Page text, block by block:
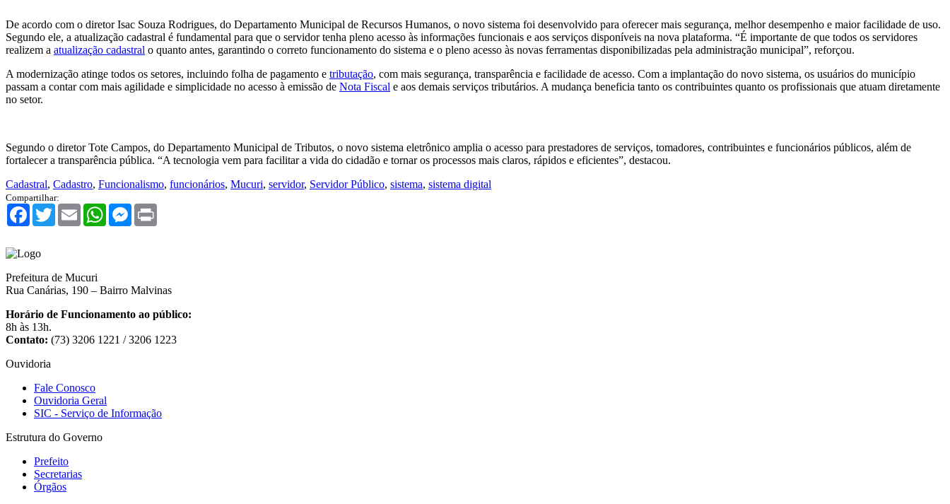
De acordo com o diretor Isac Souza Rodrigues, do Departamento Municipal de Recursos Humanos, o novo sistema foi desenvolvido para oferecer mais segurança, melhor desempenho e maior facilidade de uso.
Segundo ele, a atualização cadastral é fundamental para que o servidor tenha pleno acesso às informações funcionais e aos serviços disponíveis na nova plataforma. “É importante de que todos os servidores
realizem a atualização cadastral o quanto antes, garantindo o correto funcionamento do sistema e o pleno acesso às novas ferramentas disponibilizadas pela administração municipal”, reforçou.
A modernização atinge todos os setores, incluindo folha de pagamento e tributação, com mais segurança, transparência e facilidade de acesso. Com a implantação do novo sistema, os usuários do município
passam a contar com mais agilidade e simplicidade no acesso à emissão de Nota Fiscal e aos demais serviços tributários. A mudança beneficia tanto os contribuintes quanto os profissionais que atuam diretamente
no setor.
Segundo o diretor Tote Campos, do Departamento Municipal de Tributos, o novo sistema eletrônico amplia o acesso para prestadores de serviços, tomadores, contribuintes e funcionários públicos, além de
fortalecer a transparência pública. “A tecnologia vem para facilitar a vida do cidadão e tornar os processos mais claros, rápidos e eficientes”, destacou.
Cadastral, Cadastro, Funcionalismo, funcionários, Mucuri, servidor, Servidor Público, sistema, sistema digital
Compartilhar:
Facebook
TwitterEmail WhatsAppMessenger
Prefeitura de Mucuri
Rua Canárias, 190 – Bairro Malvinas
Horário de Funcionamento ao público:
8h às 13h.
Contato: (73) 3206 1221 / 3206 1223
Ouvidoria
Fale Conosco
Ouvidoria Geral
SIC - Serviço de Informação
Estrutura do Governo
Prefeito
Secretarias
Órgãos